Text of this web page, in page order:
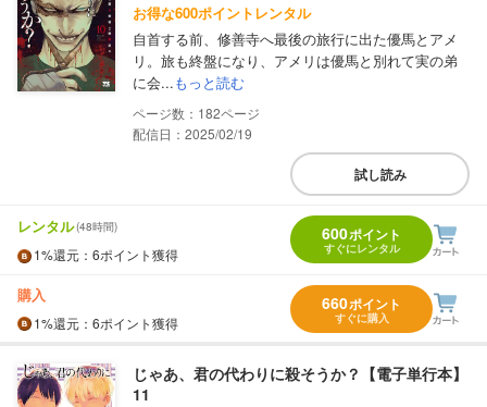
お得な600ポイントレンタル
自首する前、修善寺へ最後の旅行に出た優馬とアメ
リ。旅も終盤になり、アメリは優馬と別れて実の弟
に会...もっと読む
182
配信日：2025/02/19
試し読み
レンタル(48時間)
1%還元 ：6ポイント獲得
600ポイント
すぐにレンタル
購入
1%還元 ：6ポイント獲得
660ポイント
すぐに購入
じゃあ、君の代わりに殺そうか？【電子単行本】
11